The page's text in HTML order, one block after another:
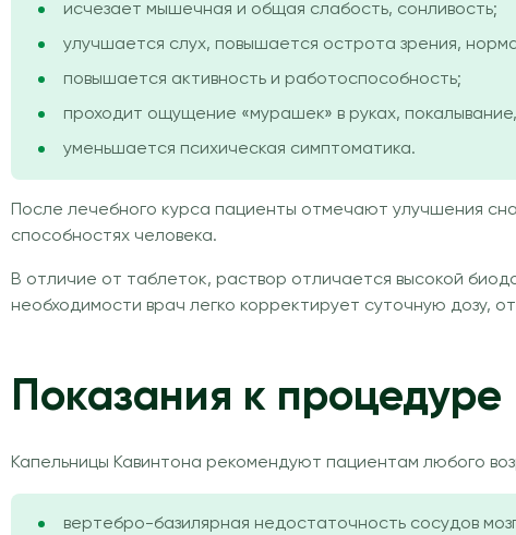
исчезает мышечная и общая слабость, сонливость;
улучшается слух, повышается острота зрения,
повышается активность и работоспособность;
проходит ощущение «мурашек» в руках,
уменьшается психическая симптоматика.
После лечебного курса пациенты отмечают улучшения
способностях человека.
В отличие от таблеток, раствор отличается высокой
необходимости врач легко корректирует суточную дозу,
Показания к процедуре
Капельницы Кавинтона рекомендуют пациентам любого
вертебро-базилярная недостаточность сосудов